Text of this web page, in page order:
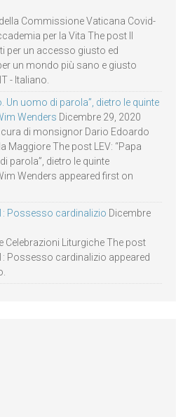
Commissione Vaticana Covid-
per la Vita The post Il
per un accesso giusto ed
un mondo più sano e giusto
- Italiano.
Un uomo di parola”, dietro le quinte
Wenders Dicembre 29, 2020
di monsignor Dario Edoardo
Maggiore The post LEV: “Papa
parola”, dietro le quinte
Wenders appeared first on
Possesso cardinalizio Dicembre
Celebrazioni Liturgiche The post
Possesso cardinalizio appeared